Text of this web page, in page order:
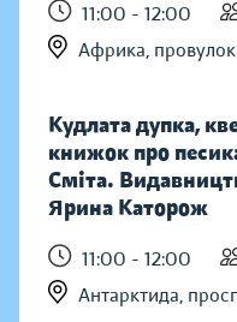
11:00 - 12:00
Африка,
Кудлата дупка,
книжок про
Сміта.
Ярина Каторож
11:00 - 12:00
Антарктида,